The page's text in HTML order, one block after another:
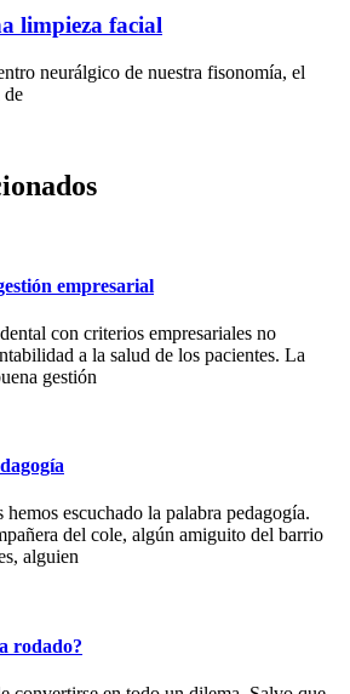
limpieza facial
neurálgico de nuestra fisonomía, el
de
empresarial
con criterios empresariales no
a la salud de los pacientes. La
gestión
escuchado la palabra pedagogía.
del cole, algún amiguito del barrio
alguien
rodado?